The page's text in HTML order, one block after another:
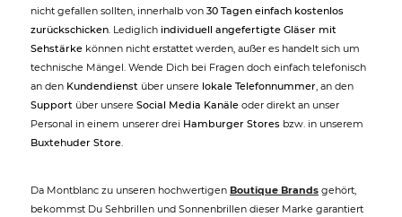
nicht gefallen sollten, innerhalb von 30 Tagen einfach kostenlos
zurückschicken. Lediglich individuell angefertigte Gläser mit
Sehstärke können nicht erstattet werden, außer es handelt sich um
technische Mängel. Wende Dich bei Fragen doch einfach telefonisch
an den Kundendienst über unsere lokale Telefonnummer, an den
Support über unsere Social Media Kanäle oder direkt an unser
Personal in einem unserer drei Hamburger Stores bzw. in unserem
Buxtehuder Store.
Da Montblanc zu unseren hochwertigen Boutique Brands gehört,
bekommst Du Sehbrillen und Sonnenbrillen dieser Marke garantiert